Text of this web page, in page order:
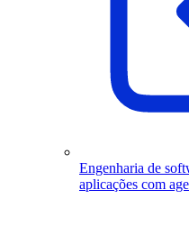
Engenharia de
aplicações com